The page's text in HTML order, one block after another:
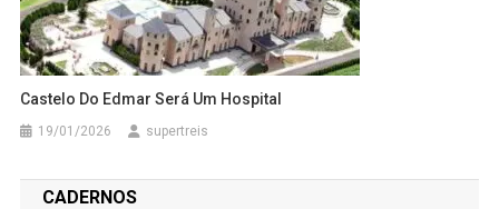
Castelo Do Edmar Será Um Hospital
19/01/2026 supertreis
CADERNOS